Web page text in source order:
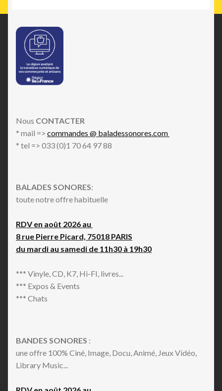
Nous CONTACTER
* mail => commandes @ baladessonores.com
* tel => 033 (0)1 70 64 97 88
BALADES SONORES:
toute notre offre habituelle
RDV en août 2026 au
8 rue Pierre Picard, 75018 PARIS
du mardi au samedi de 11h30 à 19h30
*** Vinyle, CD, K7, Hi-FI, livres...
*** Expos & Events
*** Chats
BANDES SONORES :
une offre 100% Ciné, Image, Docu, Animé, Jeux Vidéo,
Library Music...